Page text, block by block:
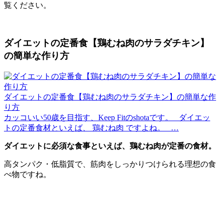
覧ください。
ダイエットの定番食【鶏むね肉のサラダチキン】
の簡単な作り方
ダイエットの定番食【鶏むね肉のサラダチキン】の簡単な作
り方
カッコいい50歳を目指す、Keep Fitのshotaです。 ダイエッ
トの定番食材といえば、 鶏むね肉 ですよね。 …
ダイエットに必須な食事といえば、鶏むね肉が定番の食材。
高タンパク・低脂質で、筋肉をしっかりつけられる理想の食
べ物ですね。